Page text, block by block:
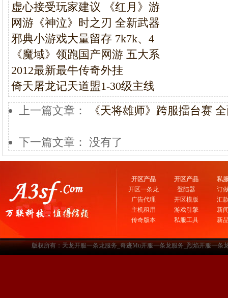
虚心接受玩家建议 《红月》游
网游《神泣》时之刃 全新武器
邪典小游戏大量留存 7k7k、4
《魔域》领跑国产网游 五大系
2012最新最牛传奇外挂
倚天屠龙记天道盟1-30级主线
上一篇文章：
《天将雄师》跨服擂台赛
下一篇文章： 没有了
开区产品
开区一条龙
广告代理
主机租用
传奇版本
开区产品
登陆器
开区模版
游戏引擎
私服工具
私
订
汇
新
新
版权所有：天龙开服一条龙服务_奇迹Mu开服一条龙服务_烈焰开服一条